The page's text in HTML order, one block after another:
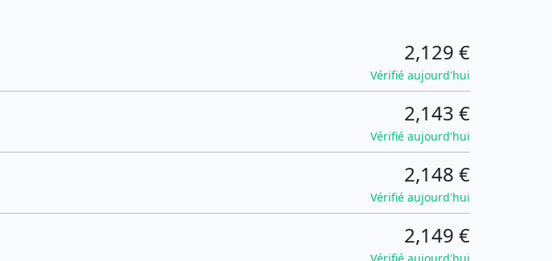
2,129 €
Vérifié aujourd'hui
2,143 €
Vérifié aujourd'hui
2,148 €
Vérifié aujourd'hui
2,149 €